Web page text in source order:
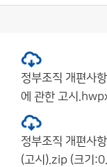
정부조직 개편사
에 관한 고시
정부조직 개편사
(고시).zip (크기